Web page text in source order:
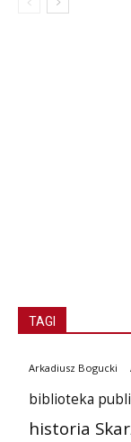
TAGI
Arkadiusz Bogucki
biblioteka
historia